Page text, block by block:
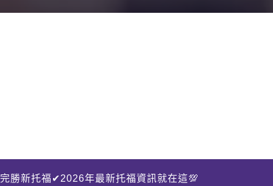
完勝新托福✔2026年最新托福資訊就在這💯